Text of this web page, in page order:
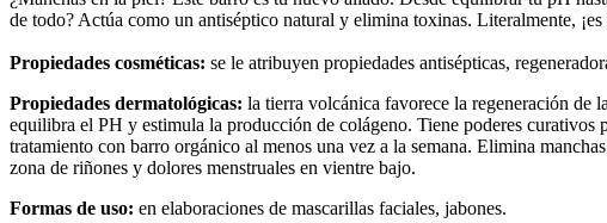
de todo? Actúa como un antiséptico natural y elimina toxinas. Literalmente,
Propiedades cosméticas: se le atribuyen propiedades antisépticas,
Propiedades dermatológicas: la tierra volcánica favorece la regeneración de
equilibra el PH y estimula la producción de colágeno. Tiene poderes curativos
tratamiento con barro orgánico al menos una vez a la semana. Elimina
zona de riñones y dolores menstruales en vientre bajo.
Formas de uso: en elaboraciones de mascarillas faciales, jabones.